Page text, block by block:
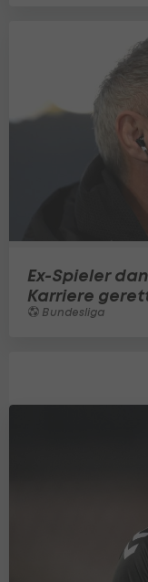
Ex-Spieler
Karriere
Bundesliga